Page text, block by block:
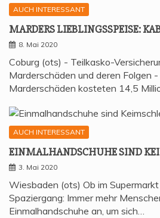
AUCH INTERESSANT
MAR­DERS LIEB­LINGS­SPEI­SE:
8. Mai 2020
Coburg (ots) - Teilkasko-
Marderschäden und deren Folgen
Marderschäden kosteten 14,5
AUCH INTERESSANT
EIN­MAL­HAND­SCHU­HE SIND
3. Mai 2020
Wiesbaden (ots) Ob im
Spaziergang: Immer mehr
Einmalhandschuhe an, um sich…